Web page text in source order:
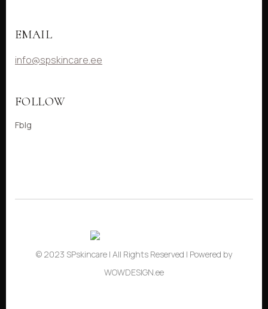
EMAIL
info@spskincare.ee
FOLLOW
FbIg
© 2023 SPskincare | All Rights Reserved | Powered by
WOWDESIGN.ee